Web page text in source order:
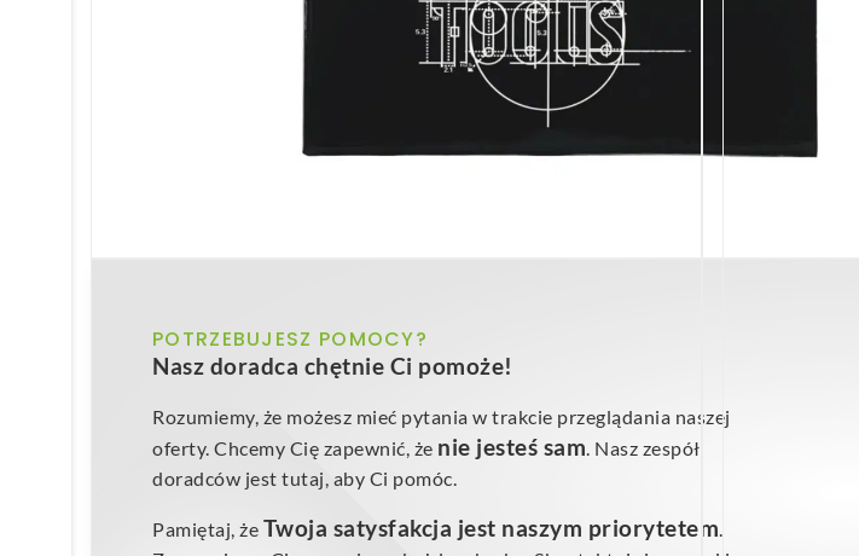
POTRZEBUJESZ POMOCY?
Nasz doradca chętnie Ci pomoże!
Rozumiemy, że możesz mieć pytania w trakcie przeglądania naszej
oferty. Chcemy Cię zapewnić, że nie jesteś sam. Nasz zespół
doradców jest tutaj, aby Ci pomóc.
Pamiętaj, że Twoja satysfakcja jest naszym priorytetem.